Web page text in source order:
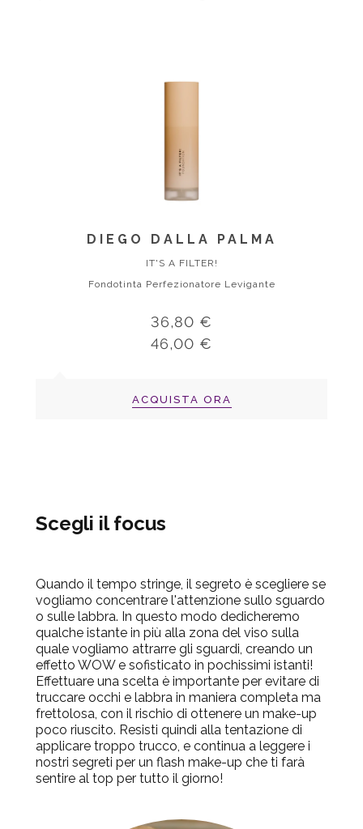
DIEGO DALLA PALMA
IT'S A FILTER!
Fondotinta Perfezionatore Levigante
36,80 €
46,00 €
ACQUISTA ORA
Scegli il focus
Quando il tempo stringe, il segreto è scegliere se
vogliamo concentrare l'attenzione sullo sguardo
o sulle labbra. In questo modo dedicheremo
qualche istante in più alla zona del viso sulla
quale vogliamo attrarre gli sguardi, creando un
effetto WOW e sofisticato in pochissimi istanti!
Effettuare una scelta è importante per evitare di
truccare occhi e labbra in maniera completa ma
frettolosa, con il rischio di ottenere un make-up
poco riuscito. Resisti quindi alla tentazione di
applicare troppo trucco, e continua a leggere i
nostri segreti per un flash make-up che ti farà
sentire al top per tutto il giorno!